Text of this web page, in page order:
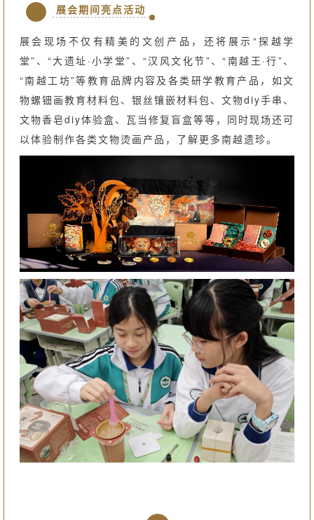
展会期间亮点活动
展会现场不仅有精美的文创产品，还将展示“探越学
堂”、“大遗址·小学堂”、“汉风文化节”、“南越王·行”、
“南越工坊”等教育品牌内容及各类研学教育产品，如文
物螺钿画教育材料包、银丝镶嵌材料包、文物diy手串、
文物香皂diy体验盒、瓦当修复盲盒等等，同时现场还可
以体验制作各类文物烫画产品，了解更多南越遗珍。